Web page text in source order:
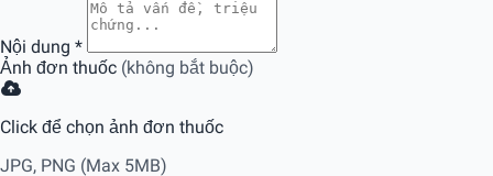
Nội dung *
Ảnh đơn thuốc (không bắt buộc)
Click để chọn ảnh đơn thuốc
JPG, PNG (Max 5MB)